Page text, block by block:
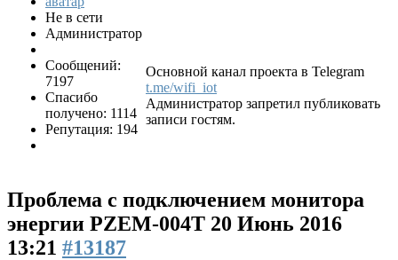
Не в сети
Администратор
Сообщений:
7197
Спасибо
получено: 1114
Репутация: 194
Основной канал проекта в Telegram
t.me/wifi_iot
Администратор запретил публиковать
записи гостям.
Проблема с подключением монитора
энергии PZEM-004T 20 Июнь 2016
13:21 #13187